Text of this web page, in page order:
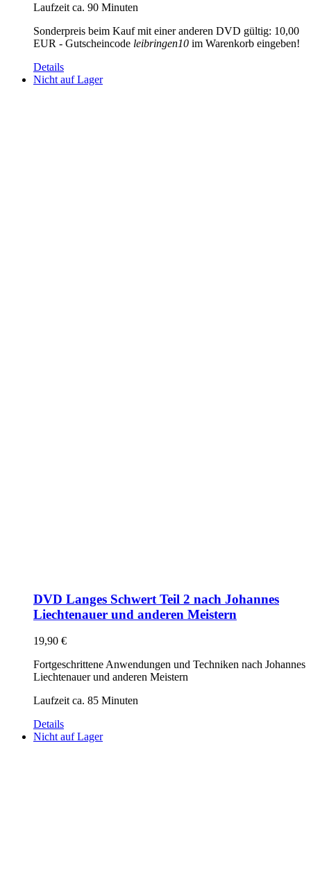
Laufzeit ca. 90 Minuten
Sonderpreis beim Kauf mit einer anderen DVD gültig: 10,00
EUR - Gutscheincode leibringen10 im Warenkorb eingeben!
Details
Nicht auf Lager
DVD Langes Schwert Teil 2 nach Johannes
Liechtenauer und anderen Meistern
19,90 €
Fortgeschrittene Anwendungen und Techniken nach Johannes
Liechtenauer und anderen Meistern
Laufzeit ca. 85 Minuten
Details
Nicht auf Lager